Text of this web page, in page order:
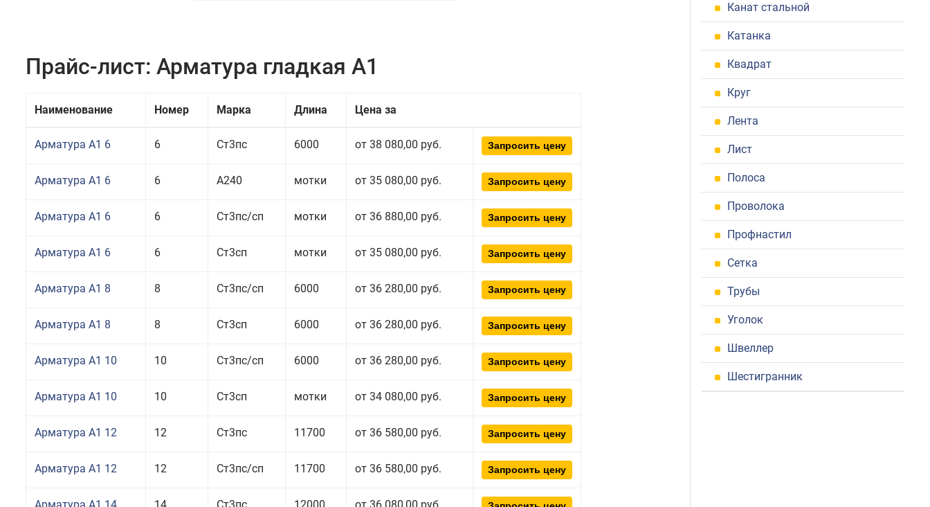
Прайс-лист: Арматура гладкая А1
Наименование Номер Марка Длина Цена за
Арматура А1 6 6 Ст3пс 6000 от 38 080,00 руб. Запросить цену
Арматура А1 6 6 А240 мотки от 35 080,00 руб. Запросить цену
Арматура А1 6 6 Ст3пс/сп мотки от 36 880,00 руб. Запросить цену
Арматура А1 6 6 Ст3сп мотки от 35 080,00 руб. Запросить цену
Арматура А1 8 8 Ст3пс/сп 6000 от 36 280,00 руб. Запросить цену
Арматура А1 8 8 Ст3сп 6000 от 36 280,00 руб. Запросить цену
Арматура А1 10 10 Ст3пс/сп 6000 от 36 280,00 руб. Запросить цену
Арматура А1 10 10 Ст3сп мотки от 34 080,00 руб. Запросить цену
Арматура А1 12 12 Ст3пс 11700 от 36 580,00 руб. Запросить цену
Арматура А1 12 12 Ст3пс/сп 11700 от 36 580,00 руб. Запросить цену
Канат стальной
Катанка
Квадрат
Круг
Лента
Лист
Полоса
Проволока
Профнастил
Сетка
Трубы
Уголок
Швеллер
Шестигранник